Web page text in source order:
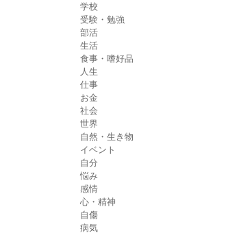
学校
受験・勉強
部活
生活
食事・嗜好品
人生
仕事
お金
社会
世界
自然・生き物
イベント
自分
悩み
感情
心・精神
自傷
病気